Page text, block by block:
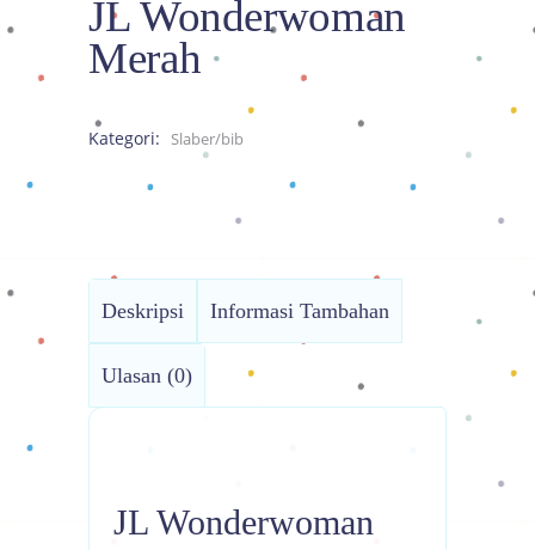
JL Wonderwoman
Merah
Kategori: Slaber/bib
Deskripsi Informasi Tambahan
Ulasan (0)
JL Wonderwoman